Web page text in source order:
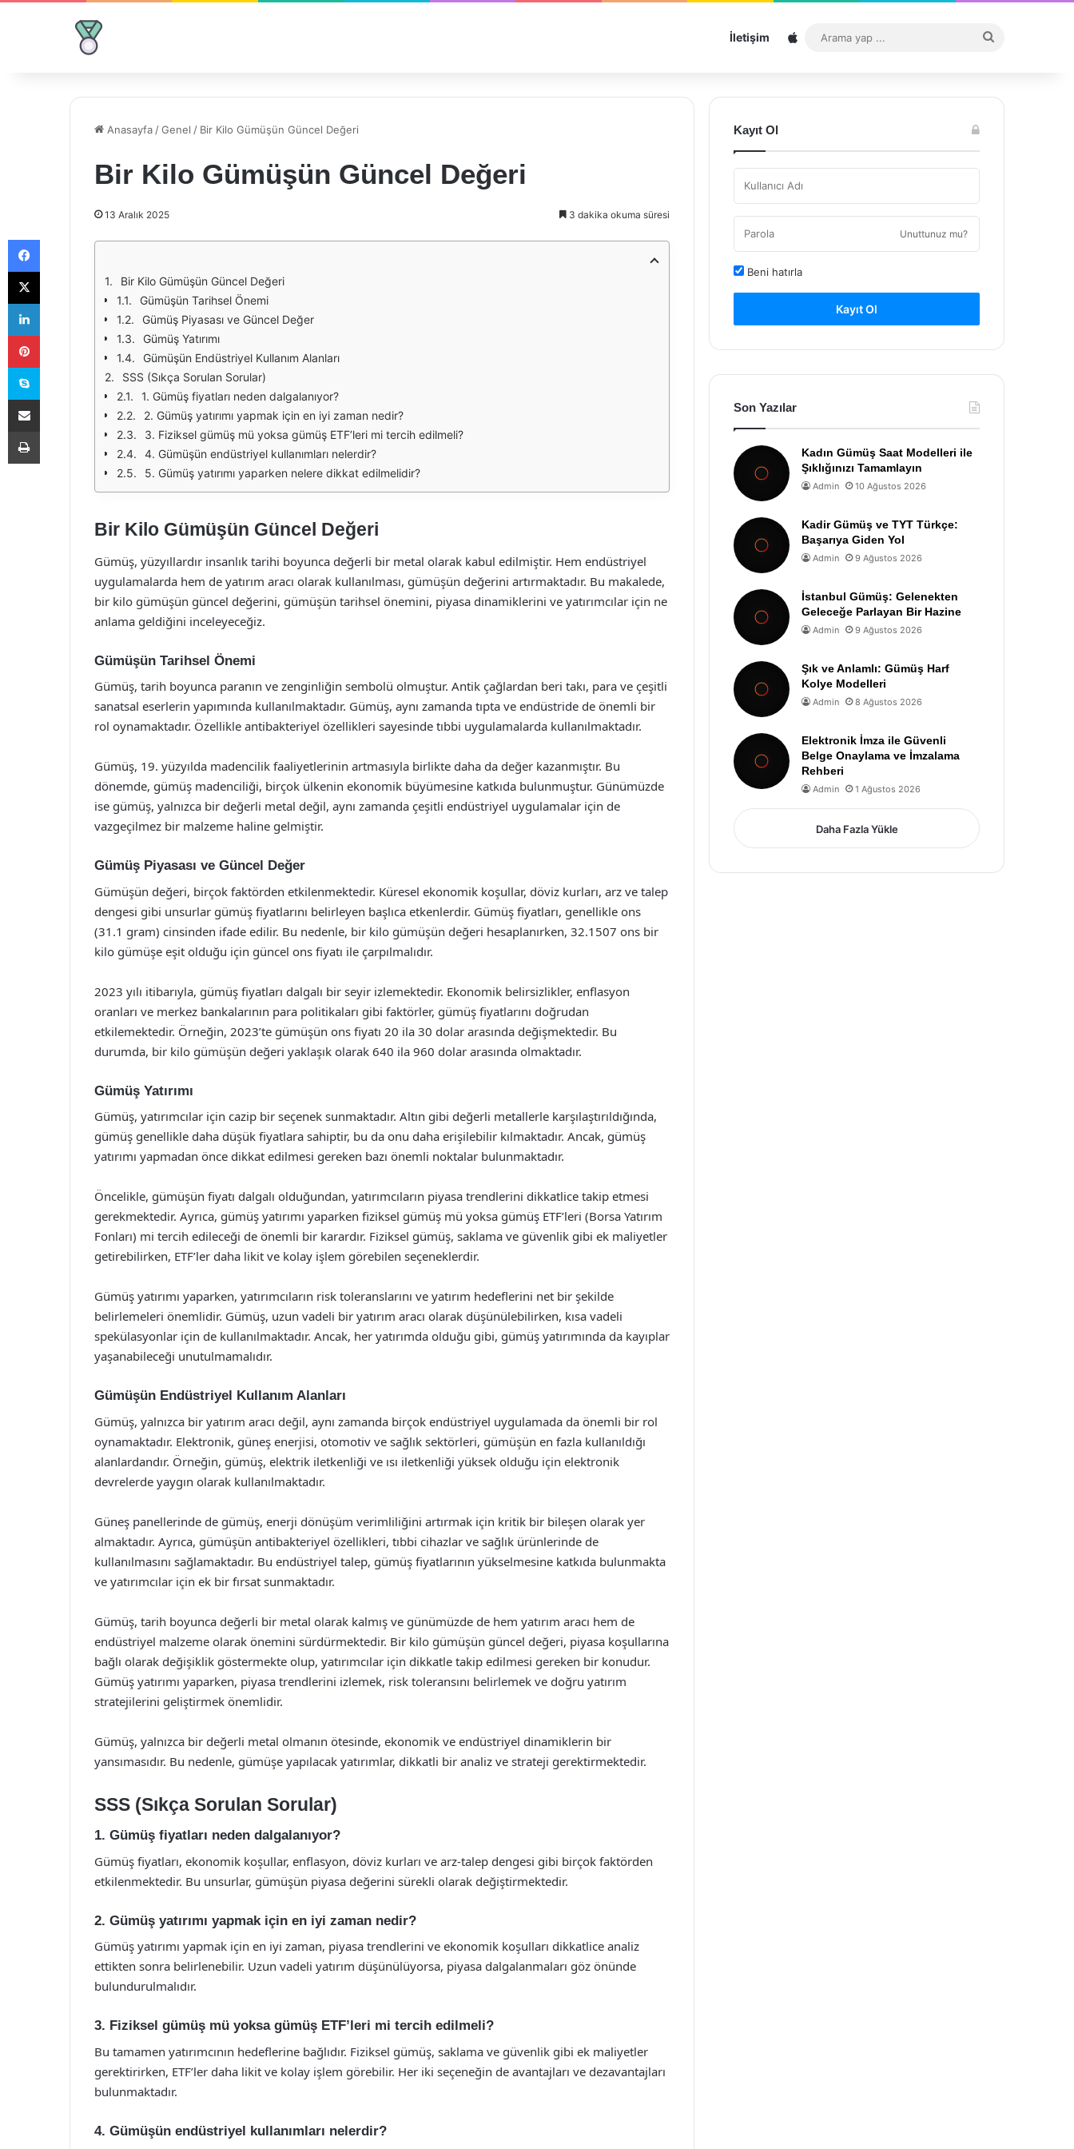
İletişim Sitemap
...
Anasayfa /Genel / Bir Kilo Gümüşün Güncel Değeri
Bir Kilo Gümüşün Güncel Değeri
13 Aralık 2025 3 dakika okuma süresi
Bir Kilo Gümüşün Güncel Değeri
Gümüşün Tarihsel Önemi
Gümüş Piyasası ve Güncel Değer
Gümüş Yatırımı
Gümüşün Endüstriyel Kullanım Alanları
SSS (Sıkça Sorulan Sorular)
1. Gümüş fiyatları neden dalgalanıyor?
2. Gümüş yatırımı yapmak için en iyi zaman nedir?
3. Fiziksel gümüş mü yoksa gümüş ETF’leri mi tercih edilmeli?
4. Gümüşün endüstriyel kullanımları nelerdir?
5. Gümüş yatırımı yaparken nelere dikkat edilmelidir?
Bir Kilo Gümüşün Güncel Değeri
Gümüş, yüzyıllardır insanlık tarihi boyunca değerli bir metal olarak kabul edilmiştir. Hem endüstriyel
uygulamalarda hem de yatırım aracı olarak kullanılması, gümüşün değerini artırmaktadır. Bu makalede,
bir kilo gümüşün güncel değerini, gümüşün tarihsel önemini, piyasa dinamiklerini ve yatırımcılar için ne
anlama geldiğini inceleyeceğiz.
Gümüşün Tarihsel Önemi
Gümüş, tarih boyunca paranın ve zenginliğin sembolü olmuştur. Antik çağlardan beri takı, para ve çeşitli
sanatsal eserlerin yapımında kullanılmaktadır. Gümüş, aynı zamanda tıpta ve endüstride de önemli bir
rol oynamaktadır. Özellikle antibakteriyel özellikleri sayesinde tıbbi uygulamalarda kullanılmaktadır.
Gümüş, 19. yüzyılda madencilik faaliyetlerinin artmasıyla birlikte daha da değer kazanmıştır. Bu
dönemde, gümüş madenciliği, birçok ülkenin ekonomik büyümesine katkıda bulunmuştur. Günümüzde
ise gümüş, yalnızca bir değerli metal değil, aynı zamanda çeşitli endüstriyel uygulamalar için de
vazgeçilmez bir malzeme haline gelmiştir.
Gümüş Piyasası ve Güncel Değer
Gümüşün değeri, birçok faktörden etkilenmektedir. Küresel ekonomik koşullar, döviz kurları, arz ve talep
dengesi gibi unsurlar gümüş fiyatlarını belirleyen başlıca etkenlerdir. Gümüş fiyatları, genellikle ons
(31.1 gram) cinsinden ifade edilir. Bu nedenle, bir kilo gümüşün değeri hesaplanırken, 32.1507 ons bir
kilo gümüşe eşit olduğu için güncel ons fiyatı ile çarpılmalıdır.
2023 yılı itibarıyla, gümüş fiyatları dalgalı bir seyir izlemektedir. Ekonomik belirsizlikler, enflasyon
oranları ve merkez bankalarının para politikaları gibi faktörler, gümüş fiyatlarını doğrudan
etkilemektedir. Örneğin, 2023’te gümüşün ons fiyatı 20 ila 30 dolar arasında değişmektedir. Bu
durumda, bir kilo gümüşün değeri yaklaşık olarak 640 ila 960 dolar arasında olmaktadır.
Gümüş Yatırımı
Gümüş, yatırımcılar için cazip bir seçenek sunmaktadır. Altın gibi değerli metallerle karşılaştırıldığında,
gümüş genellikle daha düşük fiyatlara sahiptir, bu da onu daha erişilebilir kılmaktadır. Ancak, gümüş
yatırımı yapmadan önce dikkat edilmesi gereken bazı önemli noktalar bulunmaktadır.
Öncelikle, gümüşün fiyatı dalgalı olduğundan, yatırımcıların piyasa trendlerini dikkatlice takip etmesi
gerekmektedir. Ayrıca, gümüş yatırımı yaparken fiziksel gümüş mü yoksa gümüş ETF’leri (Borsa Yatırım
Fonları) mi tercih edileceği de önemli bir karardır. Fiziksel gümüş, saklama ve güvenlik gibi ek maliyetler
getirebilirken, ETF’ler daha likit ve kolay işlem görebilen seçeneklerdir.
Gümüş yatırımı yaparken, yatırımcıların risk toleranslarını ve yatırım hedeflerini net bir şekilde
belirlemeleri önemlidir. Gümüş, uzun vadeli bir yatırım aracı olarak düşünülebilirken, kısa vadeli
spekülasyonlar için de kullanılmaktadır. Ancak, her yatırımda olduğu gibi, gümüş yatırımında da kayıplar
yaşanabileceği unutulmamalıdır.
Gümüşün Endüstriyel Kullanım Alanları
Gümüş, yalnızca bir yatırım aracı değil, aynı zamanda birçok endüstriyel uygulamada da önemli bir rol
oynamaktadır. Elektronik, güneş enerjisi, otomotiv ve sağlık sektörleri, gümüşün en fazla kullanıldığı
alanlardandır. Örneğin, gümüş, elektrik iletkenliği ve ısı iletkenliği yüksek olduğu için elektronik
devrelerde yaygın olarak kullanılmaktadır.
Güneş panellerinde de gümüş, enerji dönüşüm verimliliğini artırmak için kritik bir bileşen olarak yer
almaktadır. Ayrıca, gümüşün antibakteriyel özellikleri, tıbbi cihazlar ve sağlık ürünlerinde de
kullanılmasını sağlamaktadır. Bu endüstriyel talep, gümüş fiyatlarının yükselmesine katkıda bulunmakta
ve yatırımcılar için ek bir fırsat sunmaktadır.
Gümüş, tarih boyunca değerli bir metal olarak kalmış ve günümüzde de hem yatırım aracı hem de
endüstriyel malzeme olarak önemini sürdürmektedir. Bir kilo gümüşün güncel değeri, piyasa koşullarına
bağlı olarak değişiklik göstermekte olup, yatırımcılar için dikkatle takip edilmesi gereken bir konudur.
Gümüş yatırımı yaparken, piyasa trendlerini izlemek, risk toleransını belirlemek ve doğru yatırım
stratejilerini geliştirmek önemlidir.
Gümüş, yalnızca bir değerli metal olmanın ötesinde, ekonomik ve endüstriyel dinamiklerin bir
yansımasıdır. Bu nedenle, gümüşe yapılacak yatırımlar, dikkatli bir analiz ve strateji gerektirmektedir.
SSS (Sıkça Sorulan Sorular)
1. Gümüş fiyatları neden dalgalanıyor?
Gümüş fiyatları, ekonomik koşullar, enflasyon, döviz kurları ve arz-talep dengesi gibi birçok faktörden
etkilenmektedir. Bu unsurlar, gümüşün piyasa değerini sürekli olarak değiştirmektedir.
2. Gümüş yatırımı yapmak için en iyi zaman nedir?
Gümüş yatırımı yapmak için en iyi zaman, piyasa trendlerini ve ekonomik koşulları dikkatlice analiz
ettikten sonra belirlenebilir. Uzun vadeli yatırım düşünülüyorsa, piyasa dalgalanmaları göz önünde
bulundurulmalıdır.
3. Fiziksel gümüş mü yoksa gümüş ETF’leri mi tercih edilmeli?
Bu tamamen yatırımcının hedeflerine bağlıdır. Fiziksel gümüş, saklama ve güvenlik gibi ek maliyetler
gerektirirken, ETF’ler daha likit ve kolay işlem görebilir. Her iki seçeneğin de avantajları ve dezavantajları
bulunmaktadır.
4. Gümüşün endüstriyel kullanımları nelerdir?
Kayıt Ol
Unuttunuz mu?
Beni hatırla
Kayıt Ol
Son Yazılar
Kadın Gümüş Saat Modelleri ile
Şıklığınızı Tamamlayın
Admin 10 Ağustos 2026
Kadir Gümüş ve TYT Türkçe:
Başarıya Giden Yol
Admin 9 Ağustos 2026
İstanbul Gümüş: Gelenekten
Geleceğe Parlayan Bir Hazine
Admin 9 Ağustos 2026
Şık ve Anlamlı: Gümüş Harf
Kolye Modelleri
Admin 8 Ağustos 2026
Elektronik İmza ile Güvenli
Belge Onaylama ve İmzalama
Rehberi
Admin 1 Ağustos 2026
Daha Fazla Yükle
Facebook
X
LinkedIn
Pinterest
Skype
E-Posta ile paylaş